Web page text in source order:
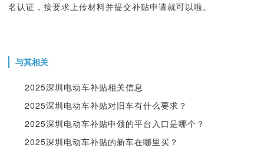
名认证，按要求上传材料并提交补贴申请就可以啦。
与其相关
2025深圳电动车补贴相关信息
2025深圳电动车补贴对旧车有什么要求？
2025深圳电动车补贴申领的平台入口是哪个？
2025深圳电动车补贴的新车在哪里买？